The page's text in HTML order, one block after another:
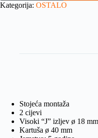
Kategorija: OSTALO
Stojeća montaža
2 cijevi
Visoki “J” izljev ø 18 mm
Kartuša ø 40 mm